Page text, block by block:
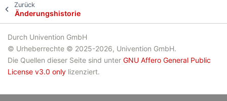
Zurück
Änderungshistorie
Durch Univention GmbH
© Urheberrechte © 2025-2026, Univention GmbH.
Die Quellen dieser Seite sind unter GNU Affero General Public
License v3.0 only lizenziert.